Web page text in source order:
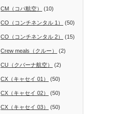
CM（コパ航空） (10)
CO（コンチネンタル 1） (50)
CO（コンチネンタル 2） (15)
Crew meals（クルー） (2)
CU（クバーナ航空） (2)
CX（キャセイ 01） (50)
CX（キャセイ 02） (50)
CX（キャセイ 03） (50)